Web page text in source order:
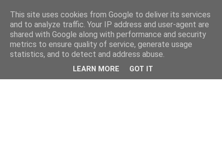
This site uses cookies from Google to deliver its services
and to analyze traffic. Your IP address and user-agent are
shared with Google along with performance and security
metrics to ensure quality of service, generate usage
statistics, and to detect and address abuse.
LEARN MORE GOT IT